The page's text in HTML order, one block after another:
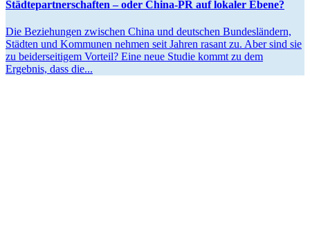
Städte­part­ner­schaften – oder China-PR auf lokaler Ebene?
Die Bezie­hungen zwischen China und deutschen Bundes­ländern,
Städten und Kommunen nehmen seit Jahren rasant zu. Aber sind sie
zu beider­sei­tigem Vorteil? Eine neue Studie kommt zu dem
Ergebnis, dass die...